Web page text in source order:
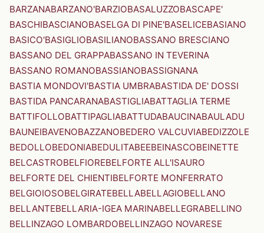
BARZANABARZANO'BARZIOBASALUZZOBASCAPE'
BASCHIBASCIANOBASELGA DI PINE'BASELICEBASIANO
BASICO'BASIGLIOBASILIANOBASSANO BRESCIANO
BASSANO DEL GRAPPABASSANO IN TEVERINA
BASSANO ROMANOBASSIANOBASSIGNANA
BASTIA MONDOVI'BASTIA UMBRABASTIDA DE' DOSSI
BASTIDA PANCARANABASTIGLIABATTAGLIA TERME
BATTIFOLLOBATTIPAGLIABATTUDABAUCINABAULADU
BAUNEIBAVENOBAZZANOBEDERO VALCUVIABEDIZZOLE
BEDOLLOBEDONIABEDULITABEEBEINASCOBEINETTE
BELCASTROBELFIOREBELFORTE ALL'ISAURO
BELFORTE DEL CHIENTIBELFORTE MONFERRATO
BELGIOIOSOBELGIRATEBELLABELLAGIOBELLANO
BELLANTEBELLARIA-IGEA MARINABELLEGRABELLINO
BELLINZAGO LOMBARDOBELLINZAGO NOVARESE